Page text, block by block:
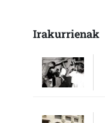
Irakurrienak